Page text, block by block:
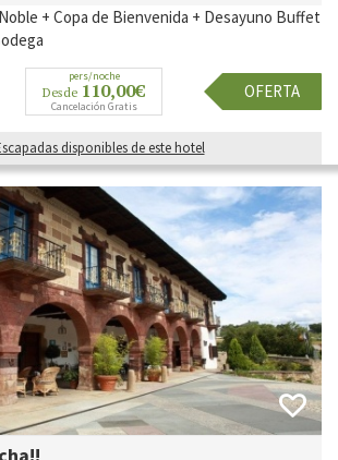
+ Copa de Bienvenida + Desayuno Buffet
pers/noche
Desde 110,00€
Cancelación Gratis
OFERTA
disponibles de este hotel